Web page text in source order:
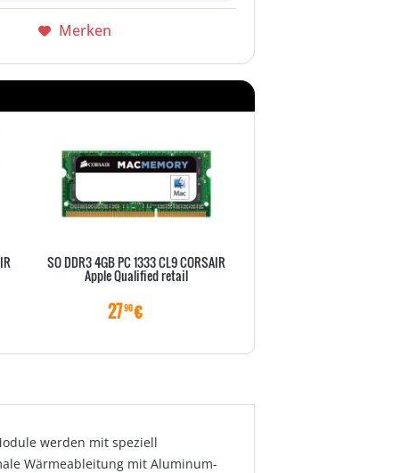
Merken
SO DDR3 4GB PC 1333 CL9 CORSAIR
Apple Qualified retail
2790€
werden mit speziell
Wärmeableitung mit Aluminum-